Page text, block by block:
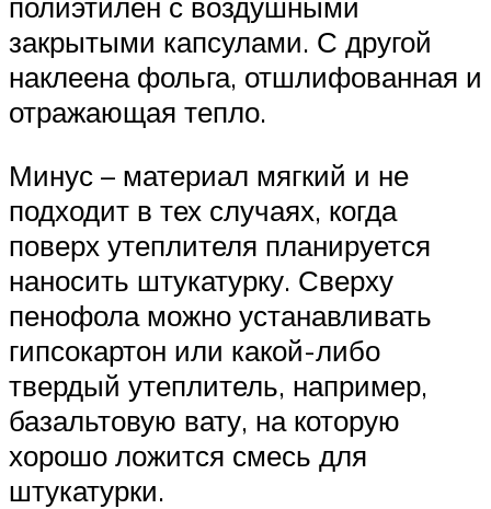
закрытыми капсулами. С другой
наклеена фольга, отшлифованная и
отражающая тепло.
Минус – материал мягкий и не
подходит в тех случаях, когда
поверх утеплителя планируется
наносить штукатурку. Сверху
пенофола можно устанавливать
гипсокартон или какой-либо
твердый утеплитель, например,
базальтовую вату, на которую
хорошо ложится смесь для
штукатурки.